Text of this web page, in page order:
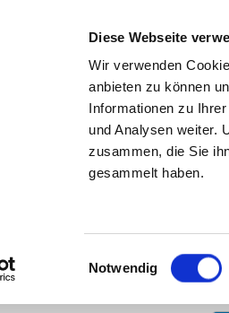
Diese Webseite
Wir verwenden
anbieten zu können
Informationen zu
und Analysen weiter.
zusammen, die Sie
gesammelt haben.
Einwilligungsauswahl
Notwendig
der Fachabteilung